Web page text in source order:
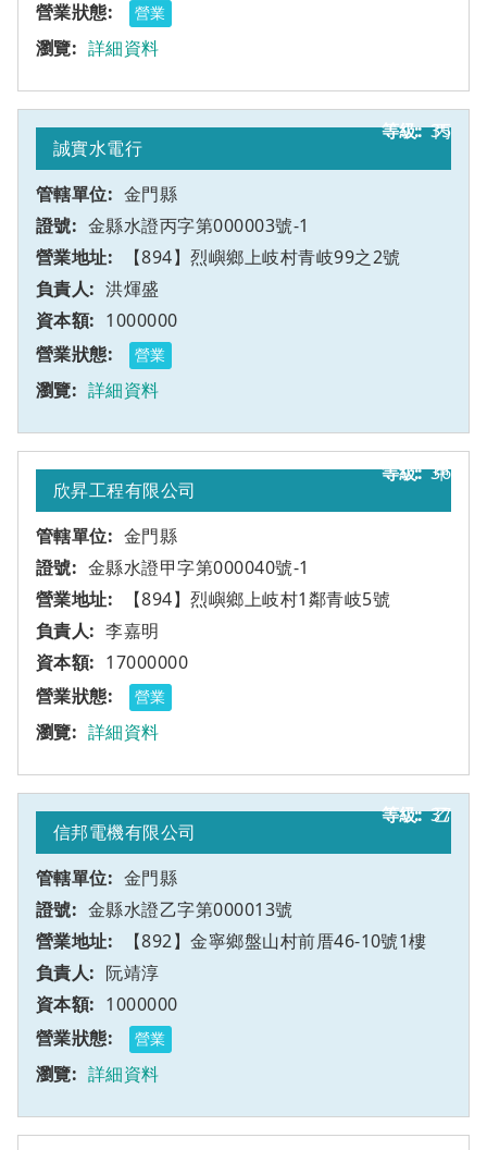
營業
詳細資料
35
誠實水電行
金門縣
金縣水證丙字第000003號-1
【894】烈嶼鄉上岐村青岐99之2號
丙
洪煇盛
1000000
營業
詳細資料
36
欣昇工程有限公司
金門縣
金縣水證甲字第000040號-1
【894】烈嶼鄉上岐村1鄰青岐5號
甲
李嘉明
17000000
營業
詳細資料
37
信邦電機有限公司
金門縣
金縣水證乙字第000013號
【892】金寧鄉盤山村前厝46-10號1樓
乙
阮靖淳
1000000
營業
詳細資料